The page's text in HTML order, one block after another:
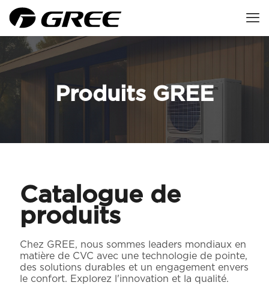
Produits GREE
Catalogue de
produits
Chez GREE, nous sommes leaders mondiaux en
matière de CVC avec une technologie de pointe,
des solutions durables et un engagement envers
le confort. Explorez l'innovation et la qualité.